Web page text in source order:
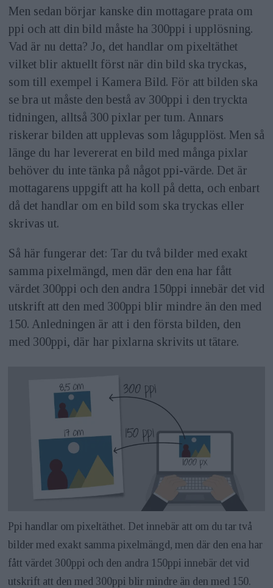
Men sedan börjar kanske din mottagare prata om
ppi och att din bild måste ha 300ppi i upplösning.
Vad är nu detta? Jo, det handlar om pixeltäthet
vilket blir aktuellt först när din bild ska tryckas,
som till exempel i Kamera Bild. För att bilden ska
se bra ut måste den bestå av 300ppi i den tryckta
tidningen, alltså 300 pixlar per tum. Annars
riskerar bilden att upplevas som lågupplöst. Men så
länge du har levererat en bild med många pixlar
behöver du inte tänka på något ppi-värde. Det är
mottagarens uppgift att ha koll på detta, och enbart
då det handlar om en bild som ska tryckas eller
skrivas ut.
Så här fungerar det: Tar du två bilder med exakt
samma pixelmängd, men där den ena har fått
värdet 300ppi och den andra 150ppi innebär det vid
utskrift att den med 300ppi blir mindre än den med
150. Anledningen är att i den första bilden, den
med 300ppi, där har pixlarna skrivits ut tätare.
Ppi handlar om pixeltäthet. Det innebär att om du tar två
bilder med exakt samma pixelmängd, men där den ena har
fått värdet 300ppi och den andra 150ppi innebär det vid
utskrift att den med 300ppi blir mindre än den med 150.